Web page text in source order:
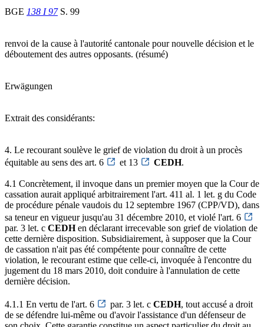
BGE 138 I 97S. 99
renvoi de la cause à l'autorité cantonale pour nouvelle décision et le
déboutement des autres opposants. (résumé)
Erwägungen
Extrait des considérants:
4. Le recourant soulève le grief de violation du droit à un procès
équitable au sens des art. 6
et 13 CEDH.
4.1 Concrètement, il invoque dans un premier moyen que la Cour de
cassation aurait appliqué arbitrairement l'art. 411 al. 1 let. g du Code
de procédure pénale vaudois du 12 septembre 1967 (CPP/VD), dans
sa teneur en vigueur jusqu'au 31 décembre 2010, et violé l'art. 6
par. 3 let. c CEDHen déclarant irrecevable son grief de violation de
cette dernière disposition. Subsidiairement, à supposer que la Cour
de cassation n'ait pas été compétente pour connaître de cette
violation, le recourant estime que celle-ci, invoquée à l'encontre du
jugement du 18 mars 2010, doit conduire à l'annulation de cette
dernière décision.
4.1.1 En vertu de l'art. 6 par. 3 let. c CEDH, tout accusé a droit
de se défendre lui-même ou d'avoir l'assistance d'un défenseur de